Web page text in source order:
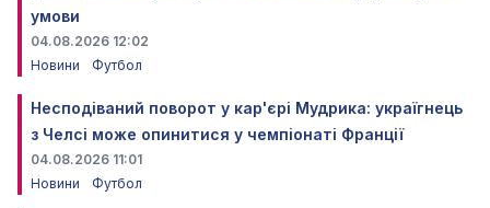
умови
04.08.2026 12:02
Новини
Футбол
Несподіваний поворот у кар'єрі Мудрика: україгнець
з Челсі може опинитися у чемпіонаті Франції
04.08.2026 11:01
Новини
Футбол